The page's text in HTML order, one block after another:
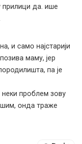
прилици да. ише
и само најстарији
маму, јер
па је
неки проблем зову
онда траже